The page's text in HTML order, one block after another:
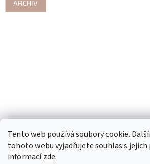
Tento web používá soubory cookie.
tohoto webu vyjadřujete souhlas s jejich
informacízde.
ARCHIV